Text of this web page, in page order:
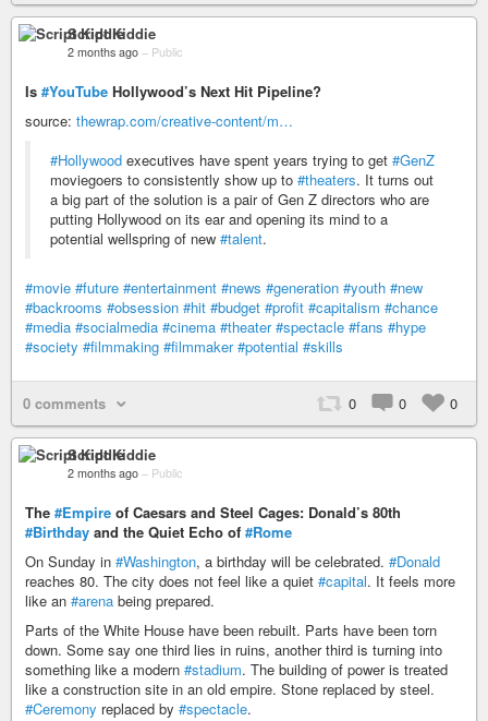
Script Kiddie
2 months ago – Public
Is #YouTube Hollywood’s Next Hit Pipeline?
source: thewrap.com/creative-content/m…
#Hollywood executives have spent years trying to get #GenZ
moviegoers to consistently show up to #theaters. It turns out
a big part of the solution is a pair of Gen Z directors who are
putting Hollywood on its ear and opening its mind to a
potential wellspring of new #talent.
#movie #future #entertainment #news #generation #youth #new
#backrooms #obsession #hit #budget #profit #capitalism #chance
#media #socialmedia #cinema #theater #spectacle #fans #hype
#society #filmmaking #filmmaker #potential #skills
0 comments 0 0 0
Script Kiddie
2 months ago – Public
The #Empire of Caesars and Steel Cages: Donald’s 80th
#Birthday and the Quiet Echo of #Rome
On Sunday in #Washington, a birthday will be celebrated. #Donald
reaches 80. The city does not feel like a quiet #capital. It feels more
like an #arena being prepared.
Parts of the White House have been rebuilt. Parts have been torn
down. Some say one third lies in ruins, another third is turning into
something like a modern #stadium. The building of power is treated
like a construction site in an old empire. Stone replaced by steel.
#Ceremony replaced by #spectacle.